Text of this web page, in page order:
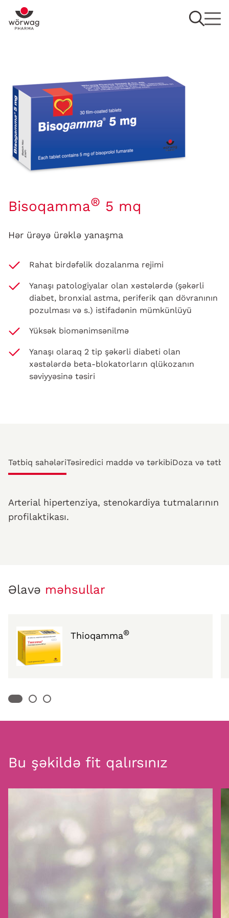
Bisoqamma® 5 mq
Hər ürəyə ürəklə yanaşma
Rahat birdəfəlik dozalanma rejimi
Yanaşı patologiyalar olan xəstələrdə (şəkərli
diabet, bronxial astma, periferik qan dövranının
pozulması və s.) istifadənin mümkünlüyü
Yüksək biomənimsənilmə
Yanaşı olaraq 2 tip şəkərli diabeti olan
xəstələrdə beta-blokatorların qlükozanın
səviyyəsinə təsiri
Tətbiq sahələriTəsiredici maddə və tərkibiDoza və
Arterial hipertenziya, stenokardiya tutmalarının
profilaktikası.
Əlavə məhsullar
Thioqamma®
Bu şəkildə fit qalırsınız